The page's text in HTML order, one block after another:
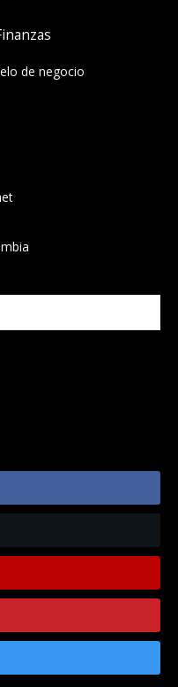
de negocio